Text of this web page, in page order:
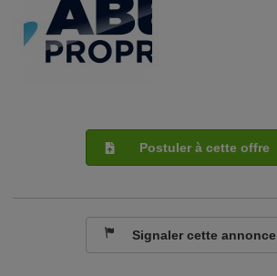
Postuler à cette offre
Signaler cette annonce